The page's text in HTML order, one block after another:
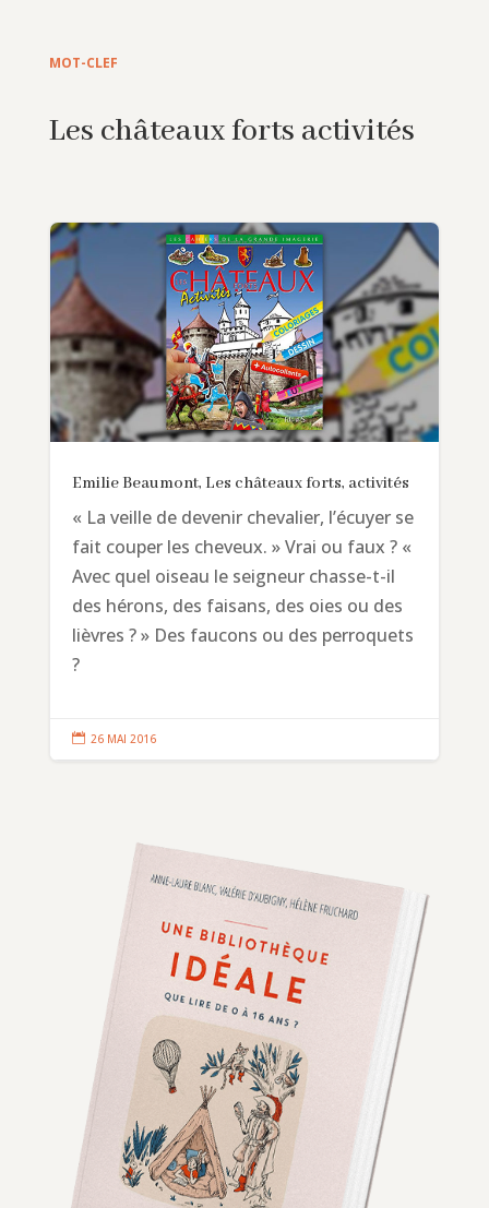
MOT-CLEF
Les châteaux forts activités
Emilie Beaumont, Les châteaux forts, activités
« La veille de devenir chevalier, l’écuyer se
fait couper les cheveux. » Vrai ou faux ? «
Avec quel oiseau le seigneur chasse-t-il
des hérons, des faisans, des oies ou des
lièvres ? » Des faucons ou des perroquets
?
 26 MAI 2016